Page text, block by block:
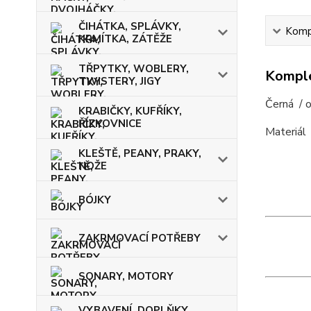
ČIHÁTKA, SPLÁVKY,
KRMÍTKA, ZÁTĚŽE
TŘPYTKY, WOBLERY,
TWISTERY, JIGY
KRABIČKY, KUFŘÍKY,
ŘÍZKOVNICE
KLEŠTĚ, PEANY, PRAKY,
NOŽE
BÓJKY
ZAKRMOVACÍ POTŘEBY
SONARY, MOTORY
Černá /
Materiál